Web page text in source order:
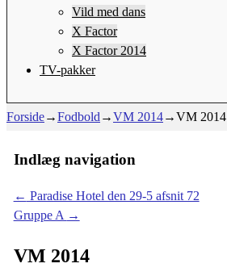
Vild med dans
X Factor
X Factor 2014
TV-pakker
Forside→Fodbold →VM 2014→VM 2014
Indlæg navigation
← Paradise Hotel den 29-5 afsnit 72
Gruppe A →
VM 2014